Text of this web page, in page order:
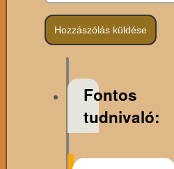
Fontos
tudnivaló: